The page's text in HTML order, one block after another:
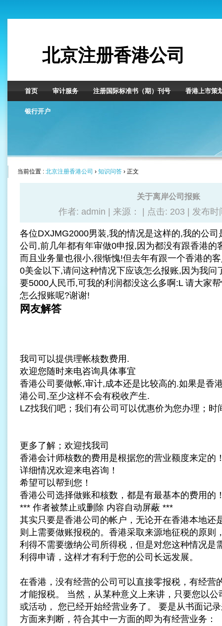
北京注册香港公司
首页 审计服务 注册国际标准书（期）刊号 香港上市策
银行开户
当前位置 : 北京注册香港公司 › 知识问答› 正文
关于离岸公司报账
作者: admin | 来源： | 点击: 203 | 发布时
各位DXJMG2000男装,我的情况是这样的,我的公
公司,前几年都有年审做0申报,因为都没有跟香港的
而且业务量也很小,很惭愧!但去年有跟一个香港的
0美金以下,请问这种情况下应该怎么报账,因为我问
要5000人民币,可我的利润都没这么多啊:L 请大家
怎么报账呢?谢谢!
网友解答
我司可以提供理帐核数费用.
欢迎您随时来电咨询具体事宜
香港公司要做帐,审计,成本还是比较高的.如果是香
港公司,至少这样不会有税收产生.
LZ找我们吧；我们有公司可以优惠价为您办理；时
更多了解；欢迎找我司
香港会计师核数的费用是根据您的营业额度来定的
详细情况欢迎来电咨询！
希望可以帮到您！
香港公司选择做账和核数，都是有最基本的费用的
*** 作者被禁止或删除 内容自动屏蔽 ***
其实只要是香港公司的帐户，无论开在香港本地还
则上需要做账报税的。香港采取来源地征税的原则
利得不需要缴纳公司所得税，但是对您这种情况是
利得申请，这样才有利于您的公司长远发展。
在香港，没有经营的公司可以直接零报税，有经营
才能报税。 当然，从某种意义上来讲，只要您以
或活动， 您已经开始经营业务了。 要是从书面记
方面来判断，符合其中一方面的即为有经营业务：